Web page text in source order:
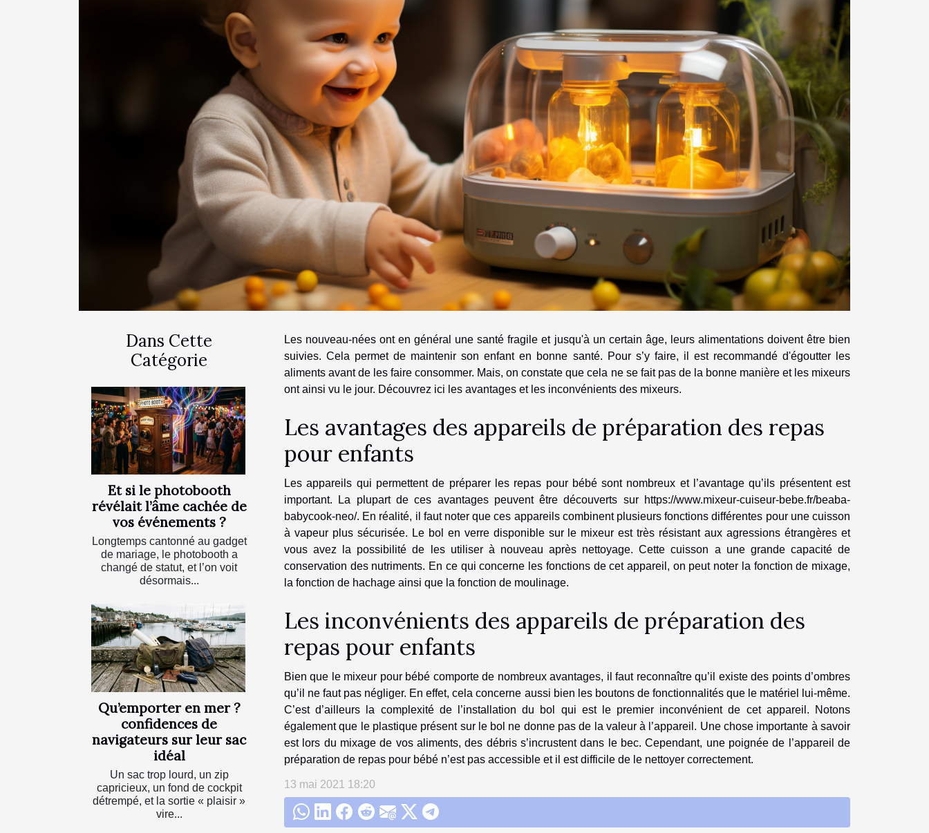
Dans Cette
Catégorie
Et si le photobooth
révélait l’âme cachée de
vos événements ?
Longtemps cantonné au gadget
de mariage, le photobooth a
changé de statut, et l’on voit
désormais...
Qu’emporter en mer ?
confidences de
navigateurs sur leur sac
idéal
Un sac trop lourd, un zip
capricieux, un fond de cockpit
détrempé, et la sortie « plaisir »
vire...
Les nouveau-nées ont en général une santé fragile et jusqu'à un certain âge, leurs alimentations doivent être bien
suivies. Cela permet de maintenir son enfant en bonne santé. Pour s’y faire, il est recommandé d'égoutter les
aliments avant de les faire consommer. Mais, on constate que cela ne se fait pas de la bonne manière et les mixeurs
ont ainsi vu le jour. Découvrez ici les avantages et les inconvénients des mixeurs.
Les avantages des appareils de préparation des repas
pour enfants
Les appareils qui permettent de préparer les repas pour bébé sont nombreux et l’avantage qu’ils présentent est
important. La plupart de ces avantages peuvent être découverts sur https://www.mixeur-cuiseur-bebe.fr/beaba-
babycook-neo/. En réalité, il faut noter que ces appareils combinent plusieurs fonctions différentes pour une cuisson
à vapeur plus sécurisée. Le bol en verre disponible sur le mixeur est très résistant aux agressions étrangères et
vous avez la possibilité de les utiliser à nouveau après nettoyage. Cette cuisson a une grande capacité de
conservation des nutriments. En ce qui concerne les fonctions de cet appareil, on peut noter la fonction de mixage,
la fonction de hachage ainsi que la fonction de moulinage.
Les inconvénients des appareils de préparation des
repas pour enfants
Bien que le mixeur pour bébé comporte de nombreux avantages, il faut reconnaître qu’il existe des points d’ombres
qu’il ne faut pas négliger. En effet, cela concerne aussi bien les boutons de fonctionnalités que le matériel lui-même.
C’est d’ailleurs la complexité de l’installation du bol qui est le premier inconvénient de cet appareil. Notons
également que le plastique présent sur le bol ne donne pas de la valeur à l’appareil. Une chose importante à savoir
est lors du mixage de vos aliments, des débris s’incrustent dans le bec. Cependant, une poignée de l’appareil de
préparation de repas pour bébé n’est pas accessible et il est difficile de le nettoyer correctement.
13 mai 2021 18:20